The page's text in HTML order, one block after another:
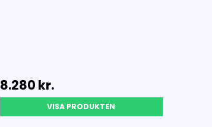
8.280 kr.
VISA PRODUKTEN